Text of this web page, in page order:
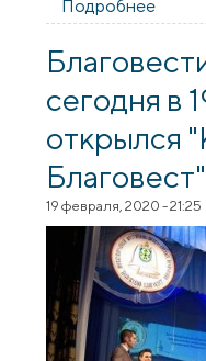
Подробнее
сегодня в
открылся
Благовест"
19 февраля, 2020 - 21:25